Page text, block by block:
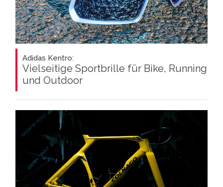
Adidas Kentro:
Vielseitige Sportbrille für Bike, Running
und Outdoor